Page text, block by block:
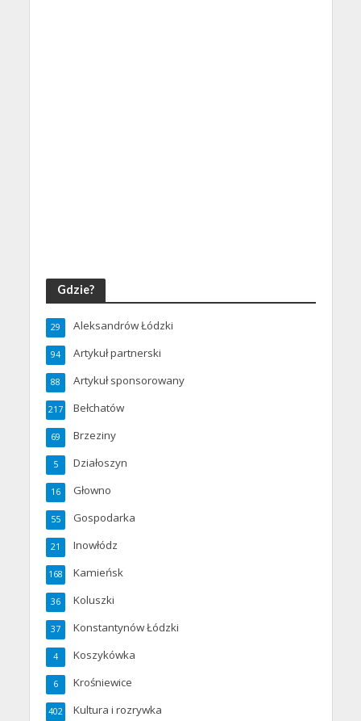
Gdzie?
Aleksandrów Łódzki
29
Artykuł partnerski
94
Artykuł sponsorowany
88
Bełchatów
217
Brzeziny
69
Działoszyn
5
Głowno
16
Gospodarka
55
Inowłódz
21
Kamieńsk
168
Koluszki
36
Konstantynów Łódzki
37
Koszykówka
4
Krośniewice
6
Kultura i rozrywka
402